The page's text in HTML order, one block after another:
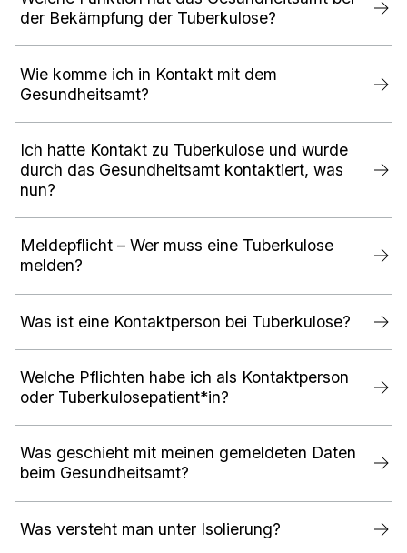
der Bekämpfung der Tuberkulose?
Wie komme ich in Kontakt mit dem
Gesundheitsamt?
Ich hatte Kontakt zu Tuberkulose und wurde
durch das Gesundheitsamt kontaktiert, was
nun?
Meldepflicht – Wer muss eine Tuberkulose
melden?
Was ist eine Kontaktperson bei Tuberkulose?
Welche Pflichten habe ich als Kontaktperson
oder Tuberkulosepatient*in?
Was geschieht mit meinen gemeldeten Daten
beim Gesundheitsamt?
Was versteht man unter Isolierung?